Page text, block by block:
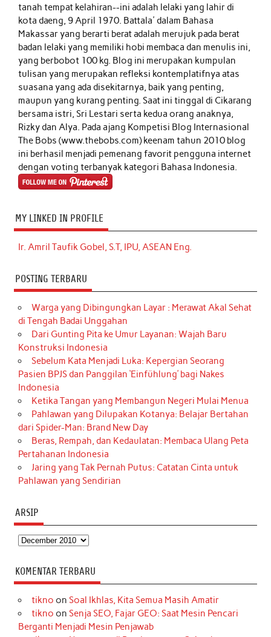
tanah tempat kelahiran--ini adalah lelaki yang lahir di
kota daeng, 9 April 1970. Battala' dalam Bahasa
Makassar yang berarti berat adalah merujuk pada berat
badan lelaki yang memiliki hobi membaca dan menulis ini,
yang berbobot 100 kg. Blog ini merupakan kumpulan
tulisan yang merupakan refleksi kontemplatifnya atas
suasana yang ada disekitarnya, baik yang penting,
maupun yang kurang penting. Saat ini tinggal di Cikarang
bersama istri, Sri Lestari serta kedua orang anaknya,
Rizky dan Alya. Pada ajang Kompetisi Blog Internasional
The Bobs (www.thebobs.com) keenam tahun 2010 blog
ini berhasil menjadi pemenang favorit pengguna internet
dengan voting terbanyak kategori Bahasa Indonesia.
MY LINKED IN PROFILE
Ir. Amril Taufik Gobel, S.T, IPU, ASEAN Eng.
POSTING TERBARU
Warga yang Dibingungkan Layar : Merawat Akal Sehat
di Tengah Badai Unggahan
Dari Gunting Pita ke Umur Layanan: Wajah Baru
Konstruksi Indonesia
Sebelum Kata Menjadi Luka: Kepergian Seorang
Pasien BPJS dan Panggilan ‘Einfühlung’ bagi Nakes
Indonesia
Ketika Tangan yang Membangun Negeri Mulai Menua
Pahlawan yang Dilupakan Kotanya: Belajar Bertahan
dari Spider-Man: Brand New Day
Beras, Rempah, dan Kedaulatan: Membaca Ulang Peta
Pertahanan Indonesia
Jaring yang Tak Pernah Putus: Catatan Cinta untuk
Pahlawan yang Sendirian
ARSIP
Arsip
KOMENTAR TERBARU
tikno on Soal Ikhlas, Kita Semua Masih Amatir
tikno on Senja SEO, Fajar GEO: Saat Mesin Pencari
Berganti Menjadi Mesin Penjawab